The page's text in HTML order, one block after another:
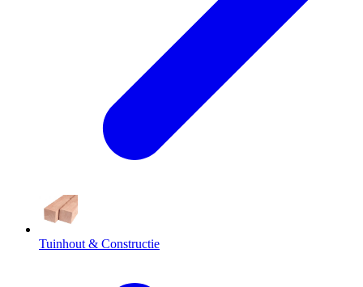
Tuinhout & Constructie